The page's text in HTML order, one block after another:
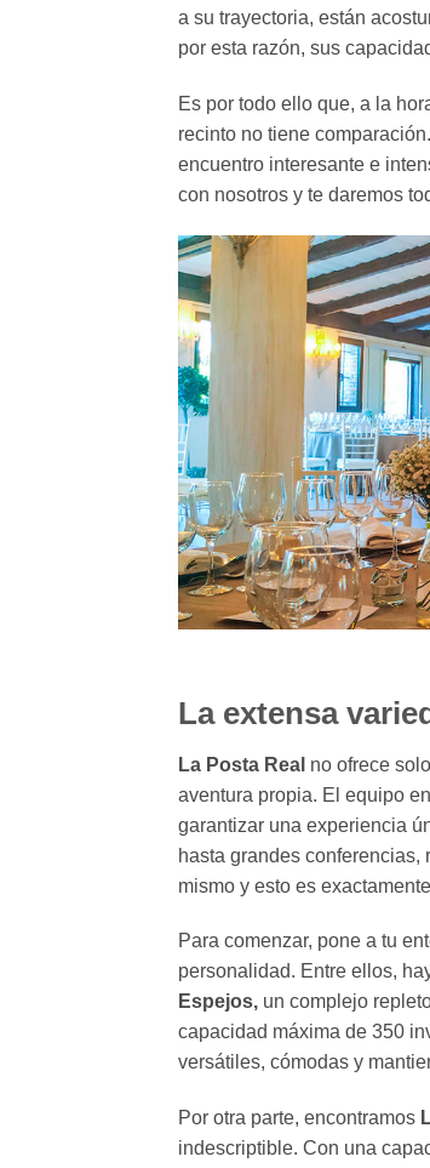
a su trayectoria, están
por esta razón, sus
Es por todo ello que, a la
recinto no tiene
encuentro interesante e
con nosotros y te daremos
La extensa
La Posta Real no ofrece
aventura propia. El equipo
garantizar una experiencia
hasta grandes
mismo y esto es
Para comenzar, pone a tu
personalidad. Entre ellos,
Espejos, un complejo
capacidad máxima de 350
versátiles, cómodas y
Por otra parte, encontramos
indescriptible. Con una